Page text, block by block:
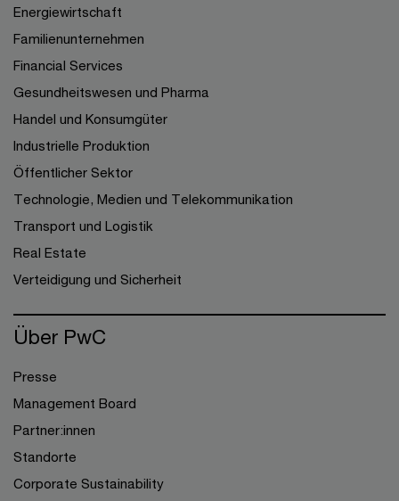
Energiewirtschaft
Familienunternehmen
Financial Services
Gesundheitswesen und Pharma
Handel und Konsumgüter
Industrielle Produktion
Öffentlicher Sektor
Technologie, Medien und Telekommunikation
Transport und Logistik
Real Estate
Verteidigung und Sicherheit
Über PwC
Presse
Management Board
Partner:innen
Standorte
Corporate Sustainability